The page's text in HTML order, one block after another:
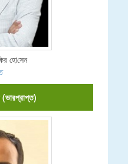
হো‌সেন
(ভারপ্রাপ্ত)